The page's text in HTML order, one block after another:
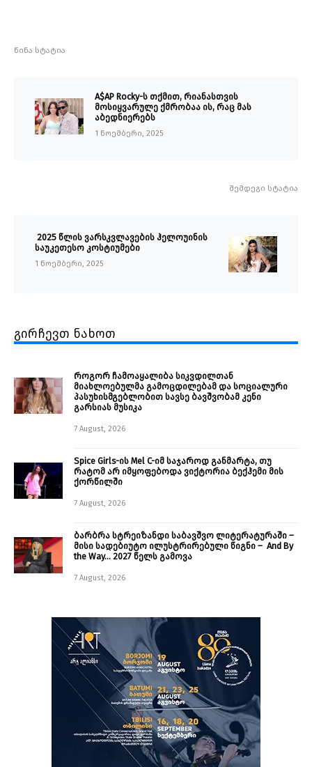
წინა სტატია
A$AP Rocky-ს თქმით, რიანასთვის
მოსიყვარულე ქმრობაა ის, რაც მას
აბედნიერებს
1 ნოემბერი, 2025
შემდეგი სტატია
2025 წლის ვარსკვლავების ჰელოუინის
საუკეთესო კოსტიუმები
1 ნოემბერი, 2025
გირჩევთ ნახოთ
როგორ ჩამოაყალიბა სიკვდილთან
მიახლოებულმა გამოცდილებამ და სოციალური
პასუხისმგებლობით სავსე ბავშვობამ კენი
გარსიას მუსიკა
7 August, 2026
Spice Girls-ის Mel C-იმ საჯაროდ განმარტა, თუ
რატომ არ იმყოფებოდა ვიქტორია ბექჰემი მის
ქორწილში
7 August, 2026
ბარბრა სტრეიზანდი საბავშვო ლიტერატურაში –
მისი სადებიუტო ილუსტრირებული წიგნი – And By
the Way… 2027 წელს გამოვა
7 August, 2026